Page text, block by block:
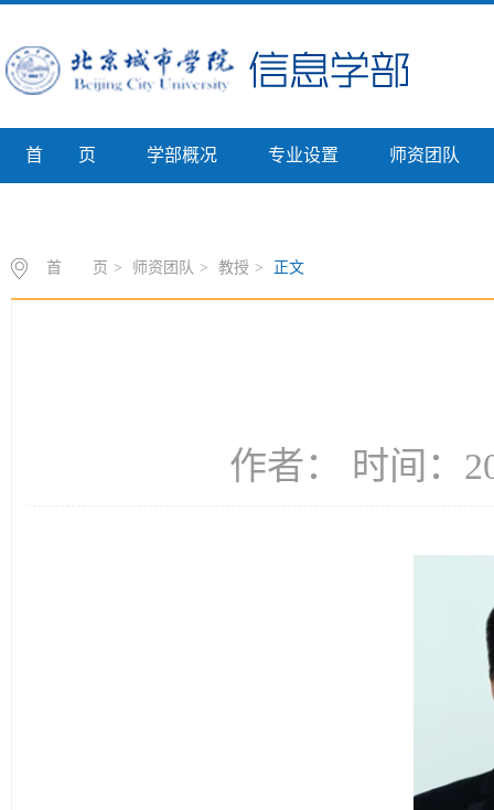
首 页 学部概况 专业设置 师资团队
首 页 > 师资团队 > 教授 > 正文
作者： 时间：